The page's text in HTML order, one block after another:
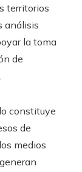
territorios
análisis
la toma
de
constituye
de
medios